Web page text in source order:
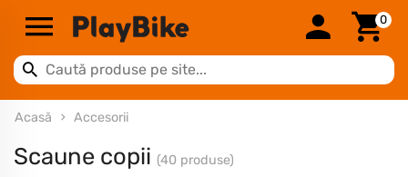
0
Acasă Accesorii
Scaune copii (40 produse)